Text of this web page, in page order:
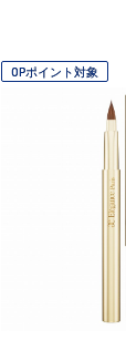
OPポイント対象